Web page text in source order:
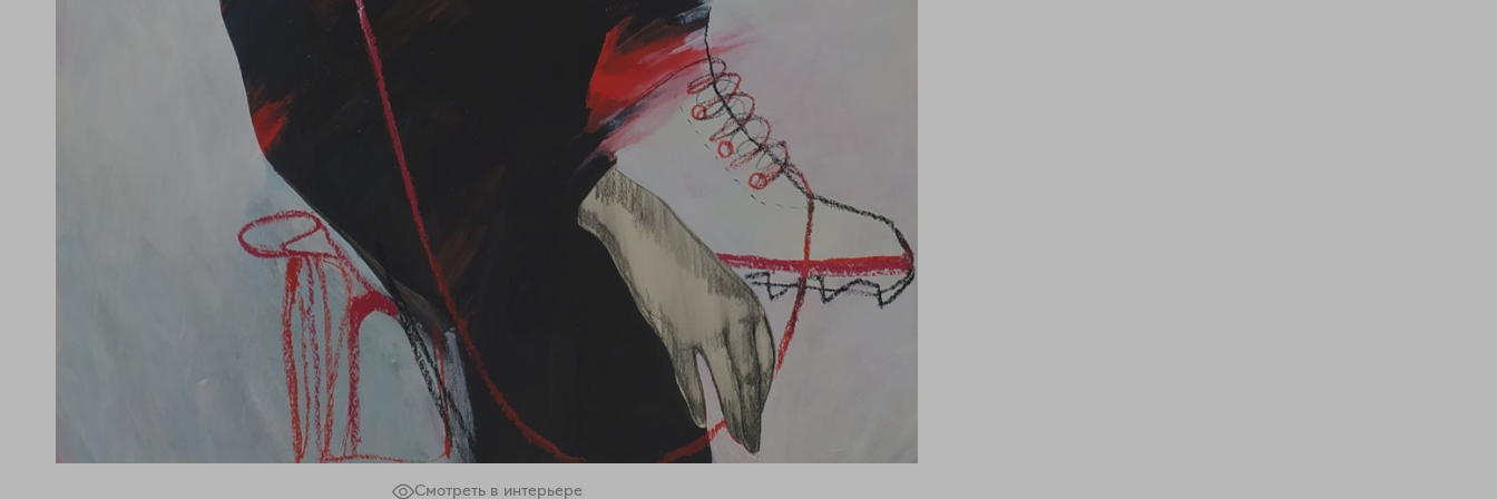
Смотреть в интерьере